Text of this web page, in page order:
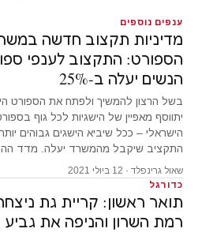
ענפים נוספים
מדיניות תקצוב חדשה
הספורט: התקצוב לענפי
הנשים יעלה ב-25%
בשל הרצון להמשיך ולפתח את הספורט
יתווסף מאפיין של הישגיות לכל גוף
הישראלי – ככל שיביא הישגים גבוהים
התקציב שיקבל מהמשרד יעלה. מדד
שאול גרינפלד · 12 ביולי 2021
כדורגל
תואר ראשון: קריית גת
רמת השרון והניפה את